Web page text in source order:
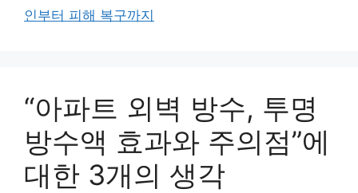
인부터 피해 복구까지
“아파트 외벽 방수, 투명
방수액 효과와 주의점”에
대한 3개의 생각